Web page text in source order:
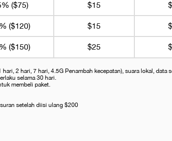
($75) $15
($120) $15
($150) $25
2 hari, 7 hari, 4.5G Penambah kecepatan), suara lokal, data
selama 30 hari.
membeli paket.
setelah diisi ulang $200